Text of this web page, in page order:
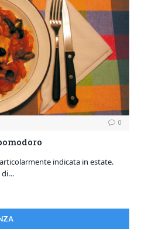
0
indicata in estate.
di…